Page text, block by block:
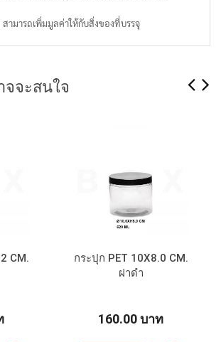
สามารถเพิ่มมูลค่าให้กับสิ่งของที่บรรจุ
จะสนใจ
CM.
กระปุก PET 10X8.0 CM.
ฝาดำ
160.00 บาท